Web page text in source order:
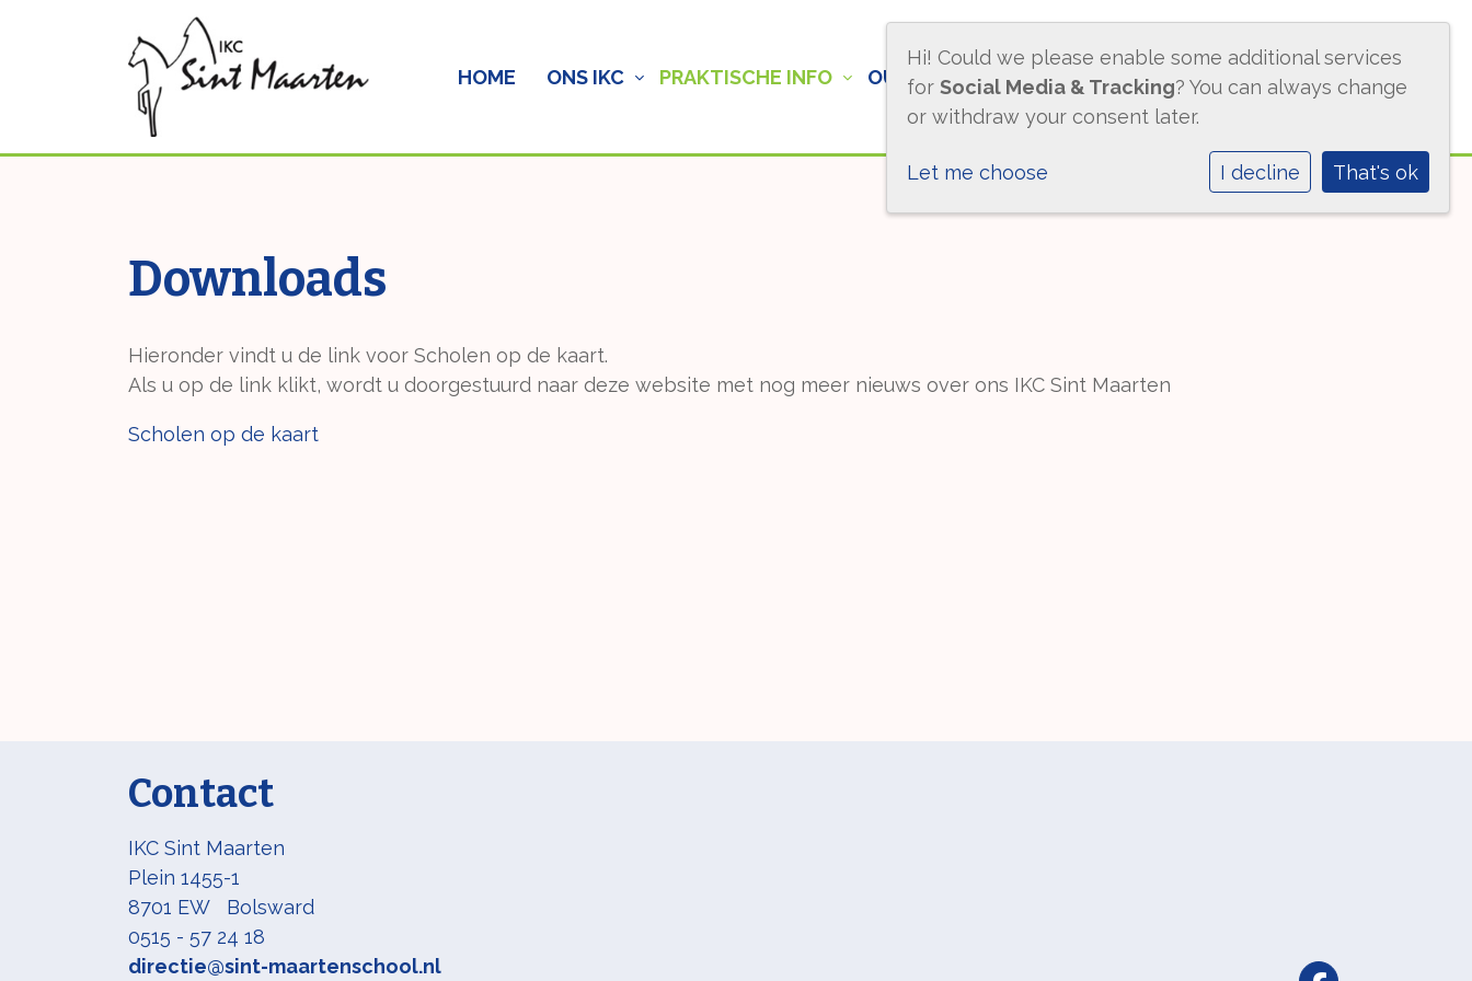
HOME ONS IKC PRAKTISCHE INFO OUDERS ACTUEEL CONTACT BMS
Downloads
Hieronder vindt u de link voor Scholen op de kaart.
Als u op de link klikt, wordt u doorgestuurd naar deze website met nog meer nieuws over ons IKC Sint Maarten
Scholen op de kaart
Contact
IKC Sint Maarten
Plein 1455-1
8701 EW Bolsward
0515 - 57 24 18
directie@sint-maartenschool.nl
Hi! Could we please enable some additional services
for Social Media & Tracking? You can always change
or withdraw your consent later.
Let me choose I decline That's ok